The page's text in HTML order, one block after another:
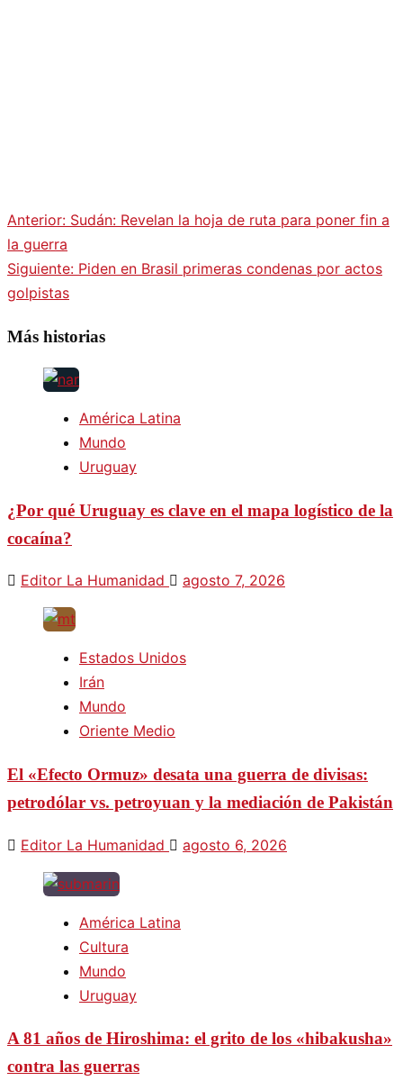
Navegación
de
entradas
Anterior: Sudán: Revelan la hoja de ruta para poner fin a
la guerra
Siguiente: Piden en Brasil primeras condenas por actos
golpistas
Más historias
América Latina
Mundo
Uruguay
¿Por qué Uruguay es clave en el mapa logístico de la
cocaína?
Editor La Humanidad agosto 7, 2026
Estados Unidos
Irán
Mundo
Oriente Medio
El «Efecto Ormuz» desata una guerra de divisas:
petrodólar vs. petroyuan y la mediación de Pakistán
Editor La Humanidad agosto 6, 2026
América Latina
Cultura
Mundo
Uruguay
A 81 años de Hiroshima: el grito de los «hibakusha»
contra las guerras